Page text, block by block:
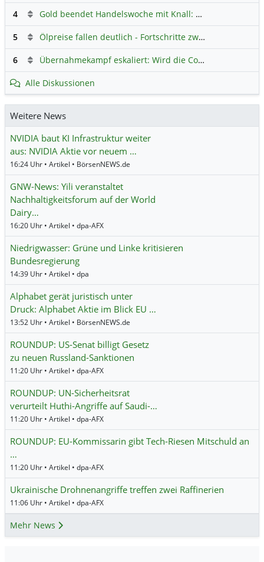
4 Gold beendet Handelswoche mit Knall: Barrick Mining – Ist diese Aktie wieder ein Kauf?
5 Ölpreise fallen deutlich - Fortschritte zwischen USA und Iran belasten
6 Übernahmekampf eskaliert: Wird die Commerzbank italienisch?
Alle Diskussionen
Weitere News
NVIDIA baut KI Infrastruktur weiter
aus: NVIDIA Aktie vor neuem …
16:24 Uhr • Artikel • BörsenNEWS.de
GNW-News: Yili veranstaltet
Nachhaltigkeitsforum auf der World
Dairy…
16:20 Uhr • Artikel • dpa-AFX
Niedrigwasser: Grüne und Linke kritisieren
Bundesregierung
14:39 Uhr • Artikel • dpa
Alphabet gerät juristisch unter
Druck: Alphabet Aktie im Blick EU …
13:52 Uhr • Artikel • BörsenNEWS.de
ROUNDUP: US-Senat billigt Gesetz
zu neuen Russland-Sanktionen
11:20 Uhr • Artikel • dpa-AFX
ROUNDUP: UN-Sicherheitsrat
verurteilt Huthi-Angriffe auf Saudi-…
11:20 Uhr • Artikel • dpa-AFX
ROUNDUP: EU-Kommissarin gibt Tech-Riesen Mitschuld an
…
11:20 Uhr • Artikel • dpa-AFX
Ukrainische Drohnenangriffe treffen zwei Raffinerien
11:06 Uhr • Artikel • dpa-AFX
Mehr News